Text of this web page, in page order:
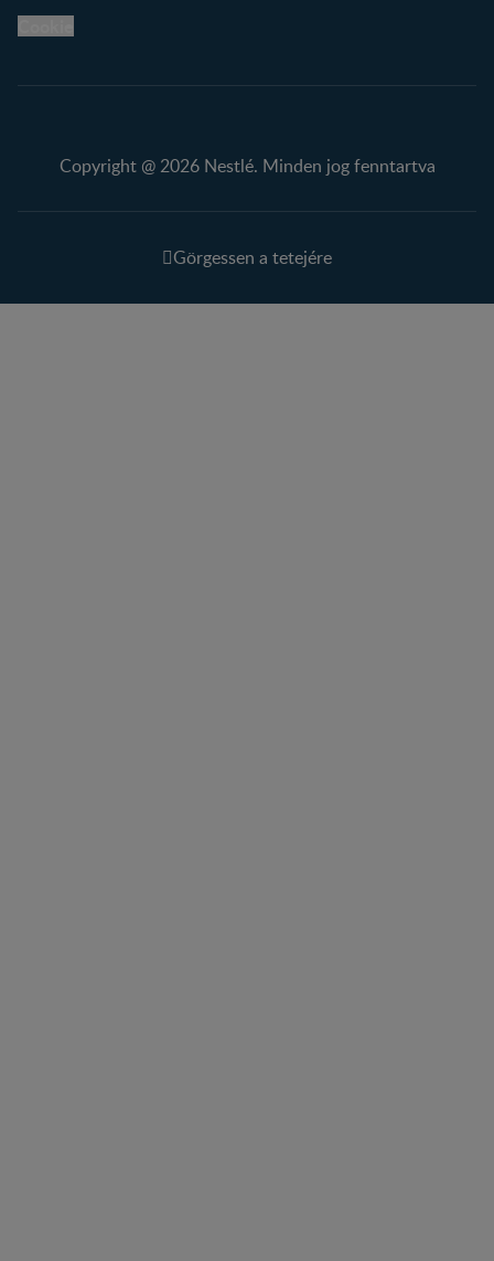
Copyright @ 2026 Nestlé. Minden jog fenntartva
Görgessen a tetejére